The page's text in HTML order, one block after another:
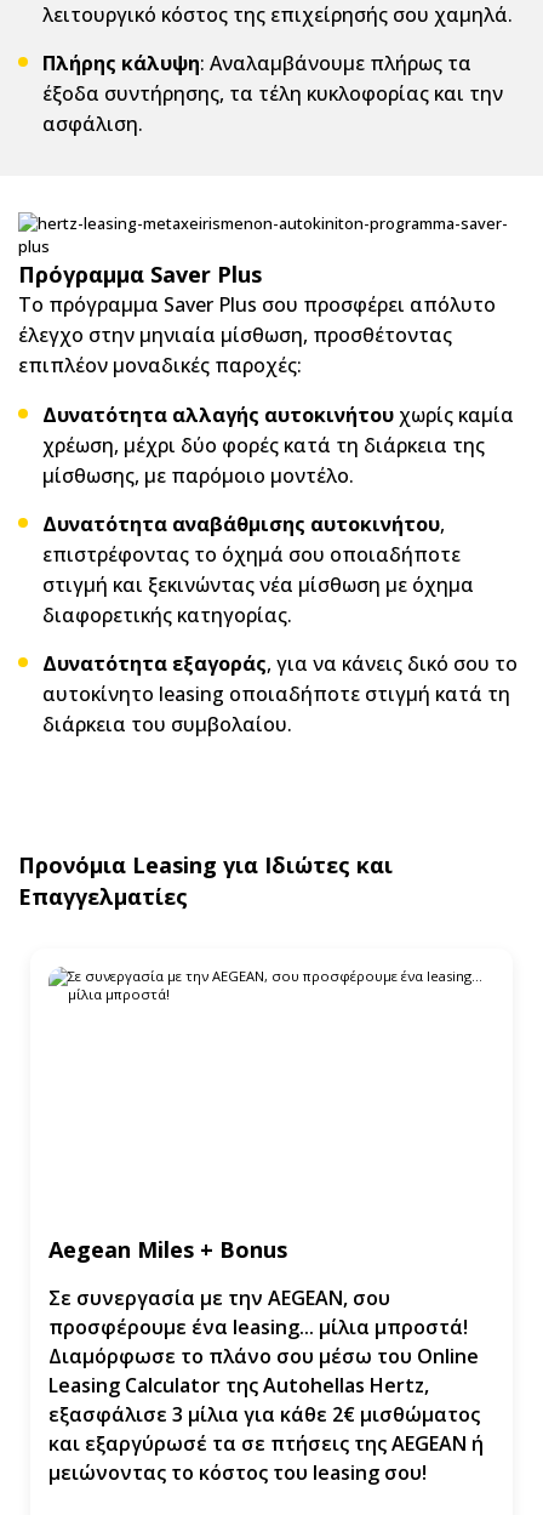
λειτουργικό κόστος της επιχείρησής σου χαμηλά.
Πλήρης κάλυψη: Αναλαμβάνουμε πλήρως τα
έξοδα συντήρησης, τα τέλη κυκλοφορίας και την
ασφάλιση.
Πρόγραμμα Saver Plus
Το πρόγραμμα Saver Plus σου προσφέρει απόλυτο
έλεγχο στην μηνιαία μίσθωση, προσθέτοντας
επιπλέον μοναδικές παροχές:
Δυνατότητα αλλαγής αυτοκινήτου χωρίς καμία
χρέωση, μέχρι δύο φορές κατά τη διάρκεια της
μίσθωσης, με παρόμοιο μοντέλο.
Δυνατότητα αναβάθμισης αυτοκινήτου,
επιστρέφοντας το όχημά σου οποιαδήποτε
στιγμή και ξεκινώντας νέα μίσθωση με όχημα
διαφορετικής κατηγορίας.
Δυνατότητα εξαγοράς, για να κάνεις δικό σου το
αυτοκίνητο leasing οποιαδήποτε στιγμή κατά τη
διάρκεια του συμβολαίου.
Προνόμια Leasing για Ιδιώτες και
Επαγγελματίες
Aegean Miles + Bonus
Σε συνεργασία με την AEGEAN, σου
προσφέρουμε ένα leasing... μίλια μπροστά!
Διαμόρφωσε το πλάνο σου μέσω του Online
Leasing Calculator της Autohellas Hertz,
εξασφάλισε 3 μίλια για κάθε 2€ μισθώματος
και εξαργύρωσέ τα σε πτήσεις της AEGEAN ή
μειώνοντας το κόστος του leasing σου!